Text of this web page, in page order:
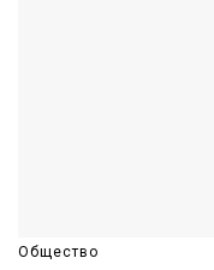
Общество